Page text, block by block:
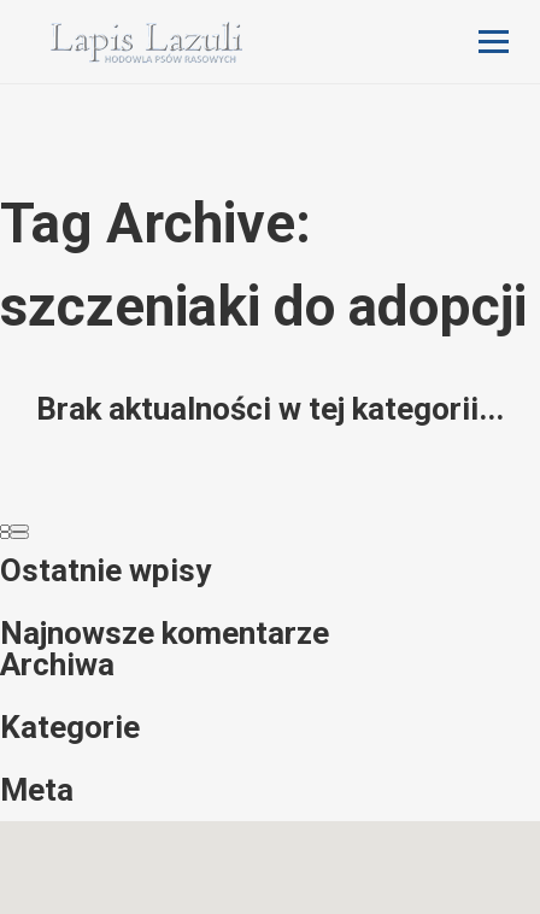
Tag Archive:
szczeniaki do adopcji
Brak aktualności w tej kategorii...
Ostatnie wpisy
Najnowsze komentarze
Archiwa
Kategorie
Meta